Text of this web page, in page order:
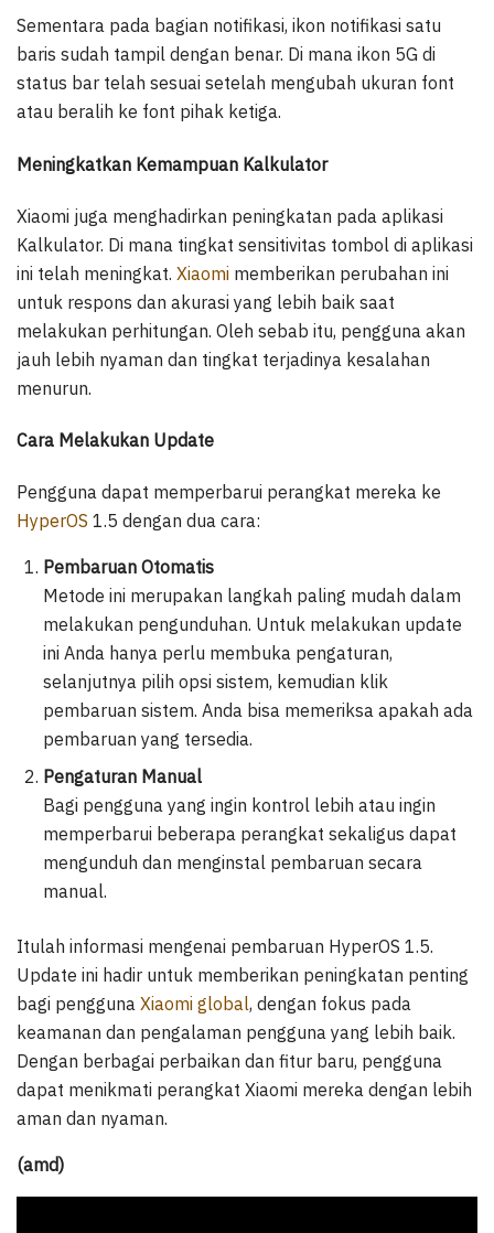
Sementara pada bagian notifikasi, ikon notifikasi satu
baris sudah tampil dengan benar. Di mana ikon 5G di
status bar telah sesuai setelah mengubah ukuran font
atau beralih ke font pihak ketiga.
Meningkatkan Kemampuan Kalkulator
Xiaomi juga menghadirkan peningkatan pada aplikasi
Kalkulator. Di mana tingkat sensitivitas tombol di aplikasi
ini telah meningkat. Xiaomi memberikan perubahan ini
untuk respons dan akurasi yang lebih baik saat
melakukan perhitungan. Oleh sebab itu, pengguna akan
jauh lebih nyaman dan tingkat terjadinya kesalahan
menurun.
Cara Melakukan Update
Pengguna dapat memperbarui perangkat mereka ke
HyperOS 1.5 dengan dua cara:
Pembaruan Otomatis
Metode ini merupakan langkah paling mudah dalam
melakukan pengunduhan. Untuk melakukan update
ini Anda hanya perlu membuka pengaturan,
selanjutnya pilih opsi sistem, kemudian klik
pembaruan sistem. Anda bisa memeriksa apakah ada
pembaruan yang tersedia.
Pengaturan Manual
Bagi pengguna yang ingin kontrol lebih atau ingin
memperbarui beberapa perangkat sekaligus dapat
mengunduh dan menginstal pembaruan secara
manual.
Itulah informasi mengenai pembaruan HyperOS 1.5.
Update ini hadir untuk memberikan peningkatan penting
bagi pengguna Xiaomi global, dengan fokus pada
keamanan dan pengalaman pengguna yang lebih baik.
Dengan berbagai perbaikan dan fitur baru, pengguna
dapat menikmati perangkat Xiaomi mereka dengan lebih
aman dan nyaman.
(amd)